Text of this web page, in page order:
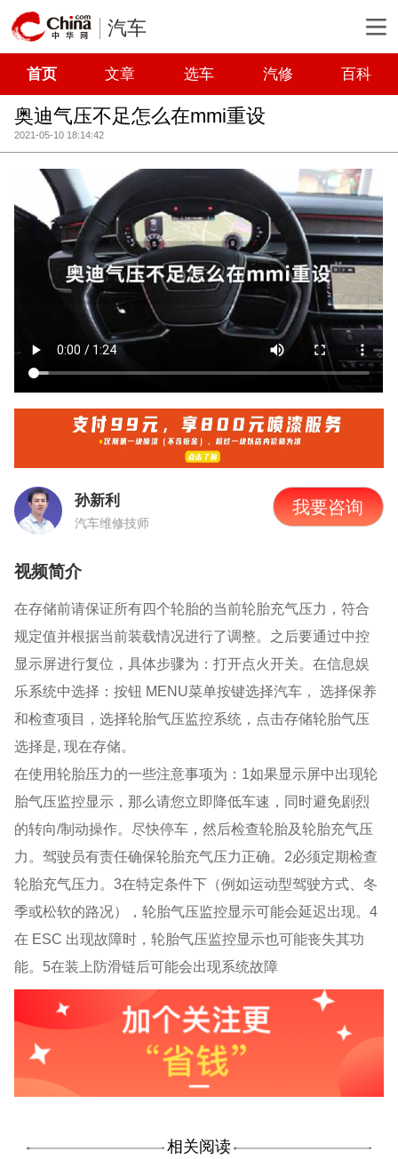
汽车
首页 文章 选车 汽修 百科
奥迪气压不足怎么在mmi重设
2021-05-10 18:14:42
孙新利
汽车维修技师
我要咨询
视频简介
在存储前请保证所有四个轮胎的当前轮胎充气压力，符合
规定值并根据当前装载情况进行了调整。 之后要通过中控
显示屏进行复位，具体步骤为：打开点火开关。在信息娱
乐系统中选择：按钮 MENU菜单按键选择汽车， 选择保养
和检查项目，选择轮胎气压监控系统，点击存储轮胎气压
选择是, 现在存储。
在使用轮胎压力的一些注意事项为：1如果显示屏中出现轮
胎气压监控显示，那么请您立即降低车速，同时避免剧烈
的转向/制动操作。尽快停车，然后检查轮胎及轮胎充气压
力。驾驶员有责任确保轮胎充气压力正确。2必须定期检查
轮胎充气压力。3在特定条件下（例如运动型驾驶方式、冬
季或松软的路况），轮胎气压监控显示可能会延迟出现。4
在 ESC 出现故障时，轮胎气压监控显示也可能丧失其功
能。5在装上防滑链后可能会出现系统故障
相关阅读